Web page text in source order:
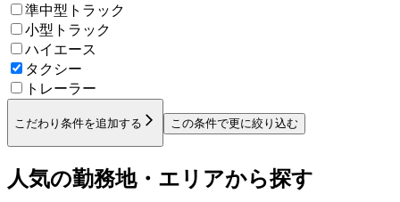
準中型トラック
小型トラック
ハイエース
タクシー
トレーラー
こだわり条件を追加する この条件で更に絞り込む
人気の勤務地・エリアから探す